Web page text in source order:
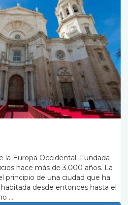
Youtube
APTA)
días
APTA)
la Europa Occidental. Fundada
hace más de 3.000 años. La
principio de una ciudad que ha
desde entonces hasta el
...